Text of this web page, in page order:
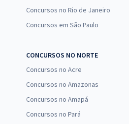
Concursos no Rio de Janeiro
Concursos em São Paulo
CONCURSOS NO NORTE
Concursos no Acre
Concursos no Amazonas
Concursos no Amapá
Concursos no Pará